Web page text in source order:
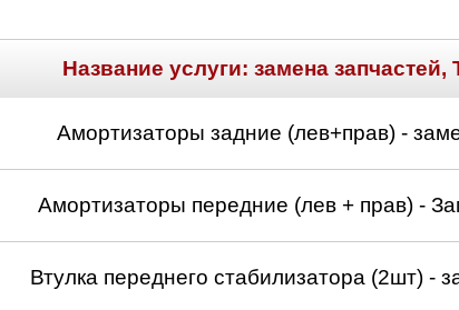
Название услуги: замена запчастей,
Амортизаторы задние (лев+прав) -
Амортизаторы передние (лев + прав) -
Втулка переднего стабилизатора (2шт) -